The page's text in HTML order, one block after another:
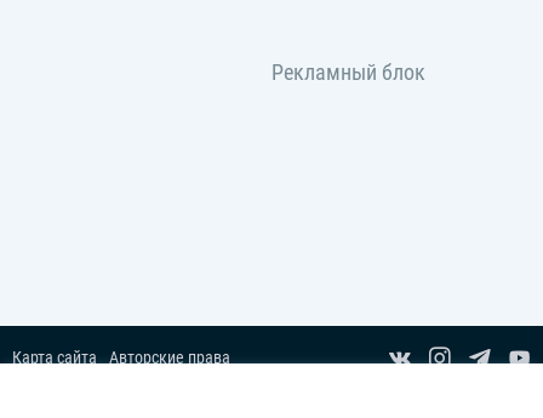
Карта сайта
Авторские права